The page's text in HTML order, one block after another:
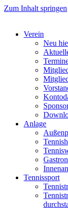
Zum Inhalt springen
Verein
Neu
Anlage
Tennissport